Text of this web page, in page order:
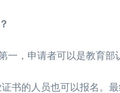
一，申请者可以是教育
证书的人员也可以报名。